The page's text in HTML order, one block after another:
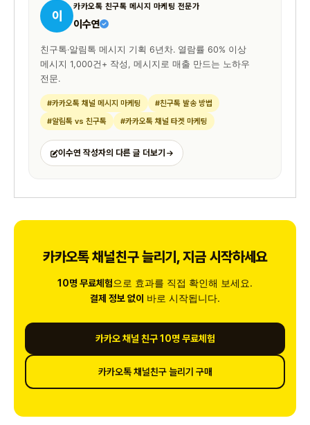
이
카카오톡 친구톡 메시지 마케팅 전문가
이수연
친구톡·알림톡 메시지 기획 6년차. 열람률 60% 이상
메시지 1,000건+ 작성, 메시지로 매출 만드는 노하우
전문.
#카카오톡 채널 메시지 마케팅
#친구톡 발송 방법
#알림톡 vs 친구톡
#카카오톡 채널 타겟 마케팅
이수연 작성자의 다른 글 더보기
카카오톡 채널친구 늘리기, 지금 시작하세요
10명 무료체험으로 효과를 직접 확인해 보세요.
결제 정보 없이 바로 시작됩니다.
카카오 채널 친구 10명 무료체험
카카오톡 채널친구 늘리기 구매